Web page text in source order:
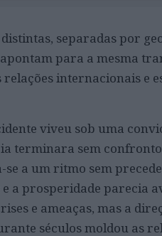
separadas por
para a mesma
internacionais e
viveu sob uma
terminara sem
a um ritmo sem
a prosperidade parecia
e ameaças, mas a
séculos moldou as